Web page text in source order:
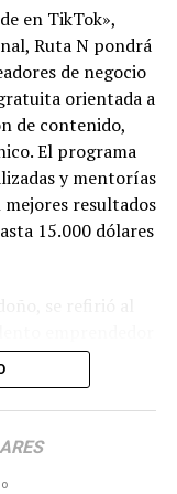
Norte y
de ambos
diferentes
el 17 de
en TikTok»,
Ruta N pondrá
de negocio
orientada a
de contenido,
El programa
y mentorías
resultados
15.000 dólares
conexiones que
con
cada vez más
tengan acceso
conectando